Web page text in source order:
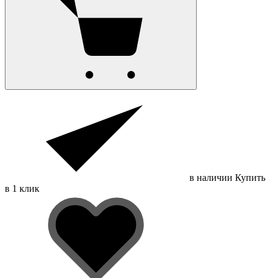
в наличии Купить
в 1 клик